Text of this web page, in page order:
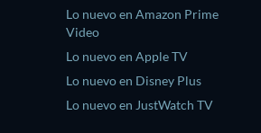
Lo nuevo en Amazon Prime
Video
Lo nuevo en Apple TV
Lo nuevo en Disney Plus
Lo nuevo en JustWatch TV